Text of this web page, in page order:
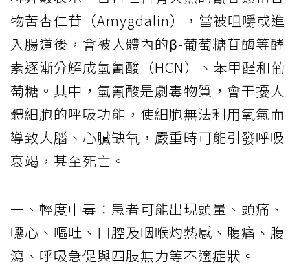
物苦杏仁苷（Amygdalin），當被咀嚼或進
入腸道後，會被人體內的β-葡萄糖苷酶等酵
素逐漸分解成氫氰酸（HCN）、苯甲醛和葡
萄糖。其中，氫氰酸是劇毒物質，會干擾人
體細胞的呼吸功能，使細胞無法利用氧氣而
導致大腦、心臟缺氧，嚴重時可能引發呼吸
衰竭，甚至死亡。
一、輕度中毒：患者可能出現頭暈、頭痛、
噁心、嘔吐、口腔及咽喉灼熱感、腹痛、腹
瀉、呼吸急促與四肢無力等不適症狀。